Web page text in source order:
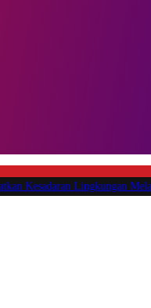
Lingkungan Melalui